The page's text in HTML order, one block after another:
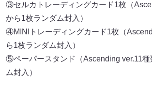
③セルカトレーディングカード1枚（
から1枚ランダム封入）
④MINIトレーディングカード1枚（
ら1枚ランダム封入）
⑤ペーパースタンド（Ascending ver.11種
ム封入）